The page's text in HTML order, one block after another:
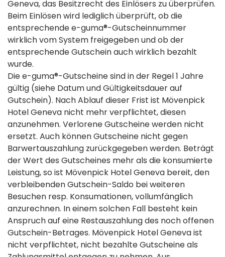
Geneva, das Besitzrecht des Einlösers zu überprüfen.
Beim Einlösen wird lediglich überprüft, ob die
entsprechende e-guma®-Gutscheinnummer
wirklich vom System freigegeben und ob der
entsprechende Gutschein auch wirklich bezahlt
wurde.
Die e-guma®-Gutscheine sind in der Regel 1 Jahre
gültig (siehe Datum und Gültigkeitsdauer auf
Gutschein). Nach Ablauf dieser Frist ist Mövenpick
Hotel Geneva nicht mehr verpflichtet, diesen
anzunehmen. Verlorene Gutscheine werden nicht
ersetzt. Auch können Gutscheine nicht gegen
Barwertauszahlung zurückgegeben werden. Beträgt
der Wert des Gutscheines mehr als die konsumierte
Leistung, so ist Mövenpick Hotel Geneva bereit, den
verbleibenden Gutschein-Saldo bei weiteren
Besuchen resp. Konsumationen, vollumfänglich
anzurechnen. In einem solchen Fall besteht kein
Anspruch auf eine Restauszahlung des noch offenen
Gutschein-Betrages. Mövenpick Hotel Geneva ist
nicht verpflichtet, nicht bezahlte Gutscheine als